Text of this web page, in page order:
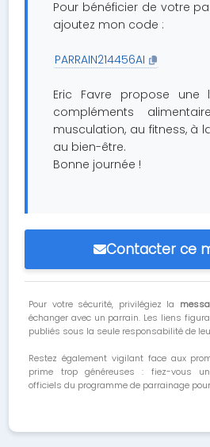
Pour bénéficier de votre
ajoutez mon code :
PARRAIN214456AI
Eric Favre propose
compléments
musculation, au fitness, à
au bien-être.
Bonne journée !
Contacter ce
Pour votre sécurité, privilégiez la
échanger avec un parrain. Les liens
publiés sous la seule responsabilité de
Restez également vigilant face aux
prime trop généreuses : fiez-vous
officiels du programme de parrainage